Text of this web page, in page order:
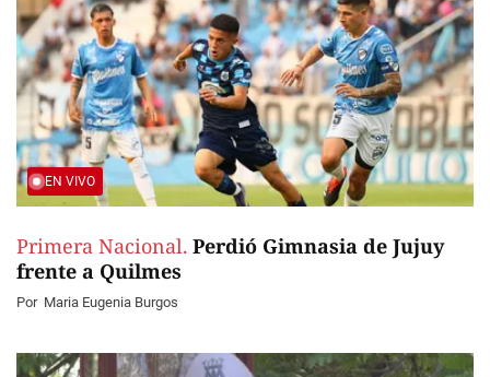
EN VIVO
Primera Nacional. Perdió Gimnasia de Jujuy
frente a Quilmes
Por Maria Eugenia Burgos